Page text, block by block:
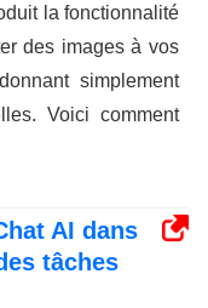
la fonctionnalité
des images à vos
simplement
Voici comment
AI dans
tâches